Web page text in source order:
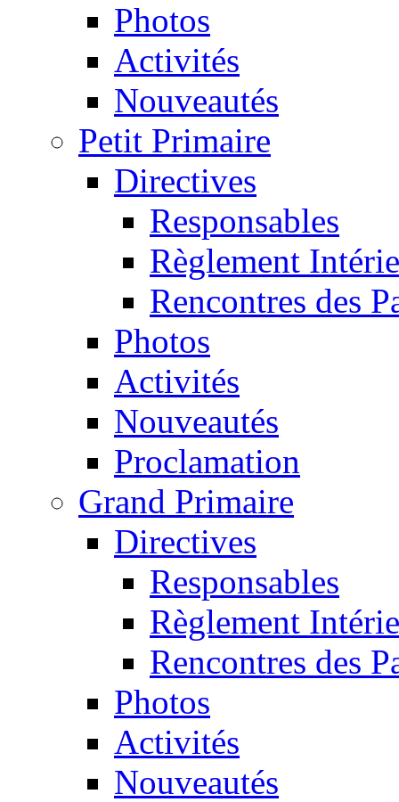
Photos
Activités
Nouveautés
Petit Primaire
Directives
Responsables
Règlement
Rencontres des
Photos
Activités
Nouveautés
Proclamation
Grand Primaire
Directives
Responsables
Règlement
Rencontres des
Photos
Activités
Nouveautés